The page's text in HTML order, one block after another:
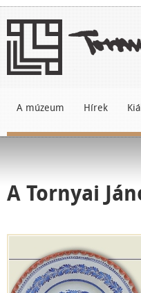
A múzeum Hírek
A Tornyai